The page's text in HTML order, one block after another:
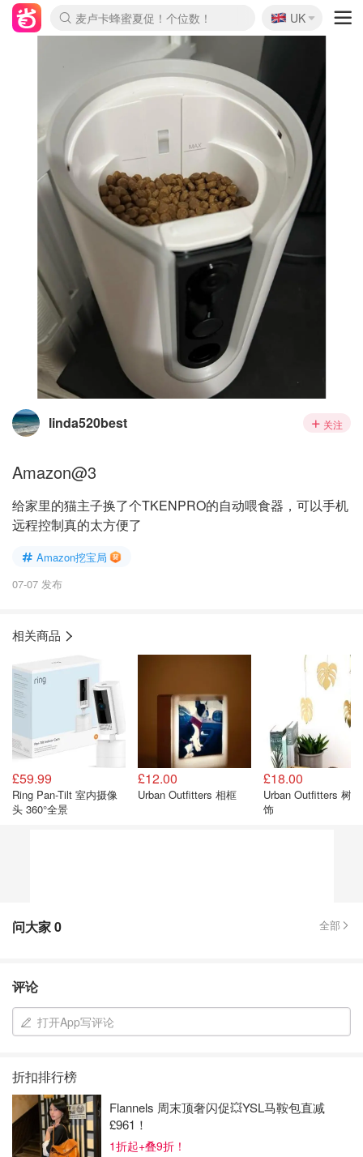
麦卢卡蜂蜜夏促！个位数！
Prada/Miu 4.8折！
啥？必胜客披萨5折！
🇬🇧
UK
linda520best 关注
Amazon@3
给家里的猫主子换了个TKENPRO的自动喂食器，可以手机
远程控制真的太方便了
Amazon挖宝局
07-07 发布
相关商品
£59.99
Ring Pan-Tilt 室内摄像
头 360°全景
£12.00
Urban Outfitters 相框
£18.00
Urban Outfitters 树
饰
问大家0 全部
评论
打开App写评论
折扣排行榜
Flannels 周末顶奢闪促💥YSL马鞍包直减
£961！
1折起+叠9折！